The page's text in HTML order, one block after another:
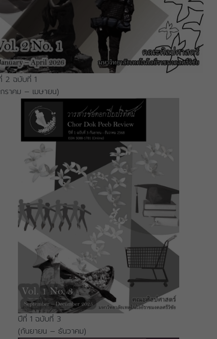
2 ฉบับที่ 1
ราคม – เมษายน)
ปีที่ 1 ฉบับที่ 3
(กันยายน – ธันวาคม)